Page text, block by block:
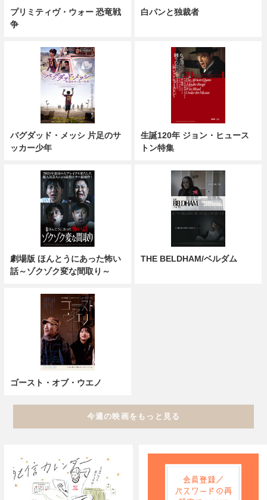
プリミティヴ・ウォー 恐竜戦
争
白パンと独裁者
バグダッド・メッシ 片足のサ
ッカー少年
生誕120年 ジョン・ヒュース
トン特集
劇場版 ほんとうにあった怖い
話～ゾクゾク変な間取り～
THE BELDHAM/ベルダム
ゴースト・オブ・ウエノ
今週の映画をもっと見る